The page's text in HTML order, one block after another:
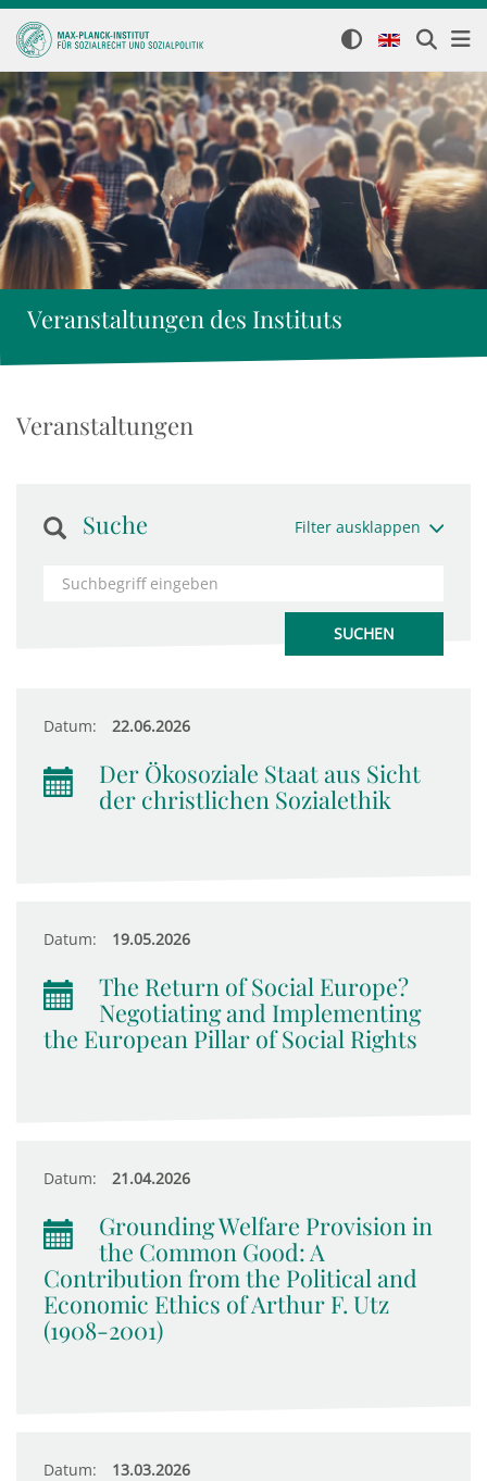
Veranstaltungen des Instituts
Veranstaltungen
Suche Filter ausklappen
Datum: 22.06.2026
Der Ökosoziale Staat aus Sicht
der christlichen Sozialethik
Datum: 19.05.2026
The Return of Social Europe?
Negotiating and Implementing
the European Pillar of Social Rights
Datum: 21.04.2026
Grounding Welfare Provision in
the Common Good: A
Contribution from the Political and
Economic Ethics of Arthur F. Utz
(1908-2001)
Datum: 13.03.2026